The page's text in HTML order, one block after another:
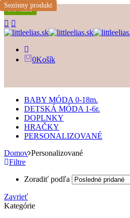
0Košík
BABY MÓDA 0-18m.
DETSKÁ MÓDA 1-6r.
DOPLNKY
HRAČKY
PERSONALIZOVANÉ
Domov Personalizované
Filtre
Zoradiť podľa
Zavrieť
Kategórie
Novinka
Novinka
Sezónny produkt
Sezónny produkt